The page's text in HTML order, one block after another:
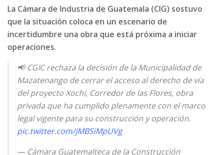
La Cámara de Industria de Guatemala (CIG) sostuvo
que la situación coloca en un escenario de
incertidumbre una obra que está próxima a iniciar
operaciones.
📢 CGIC rechaza la decisión de la Municipalidad de
Mazatenango de cerrar el acceso al derecho de vía
del proyecto Xochi, Corredor de las Flores, obra
privada que ha cumplido plenamente con el marco
legal vigente para su construcción y operación.
pic.twitter.com/jMBSiMpUVg
— Cámara Guatemalteca de la Construcción